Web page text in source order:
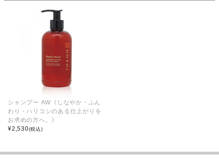
シャンプー AW《しなやか・ふん
わり・ハリコシのある仕上がりを
お求めの方へ。》
¥2,530(税込)